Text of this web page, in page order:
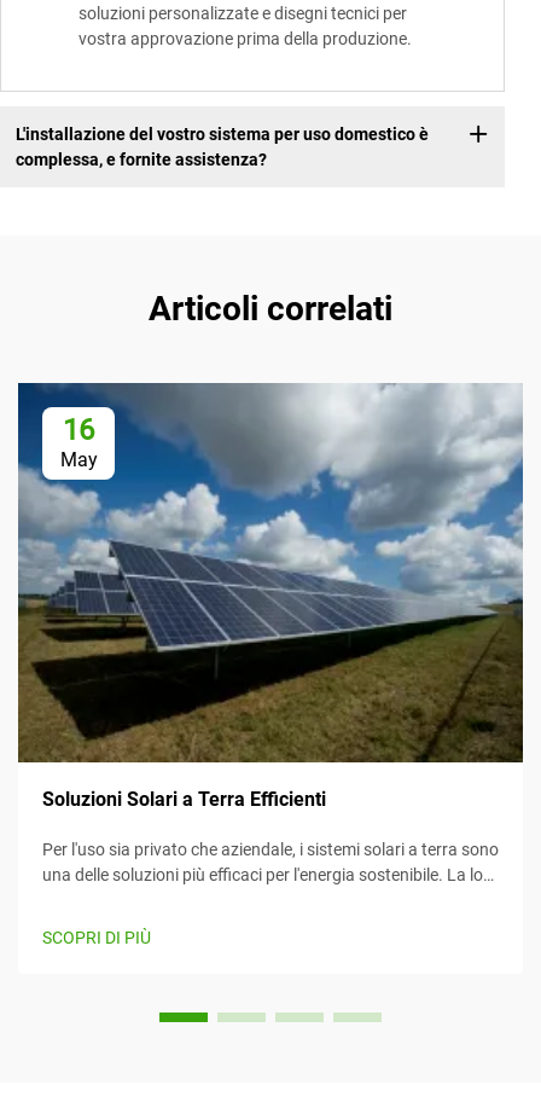
soluzioni personalizzate e disegni tecnici per
vostra approvazione prima della produzione.
L'installazione del vostro sistema per uso domestico è
complessa, e fornite assistenza?
Articoli correlati
16
May
Soluzioni Solari a Terra Efficienti
Per l'uso sia privato che aziendale, i sistemi solari a terra sono
una delle soluzioni più efficaci per l'energia sostenibile. La loro
aggiunta, la manutenzione e l'installazione sono...
SCOPRI DI PIÙ